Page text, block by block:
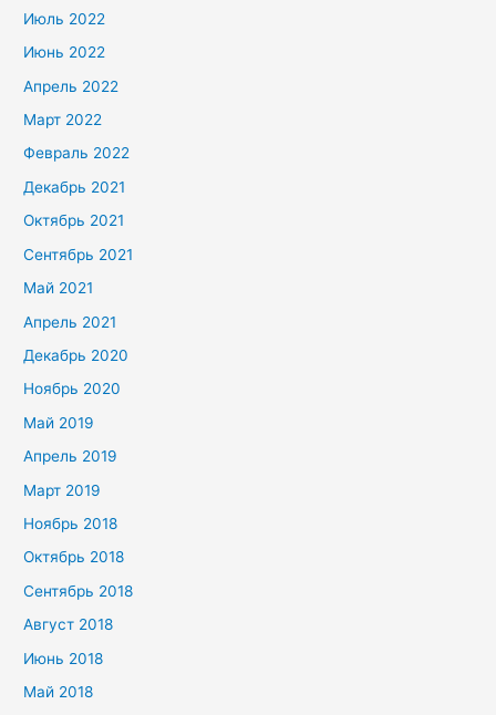
Июль 2022
Июнь 2022
Апрель 2022
Март 2022
Февраль 2022
Декабрь 2021
Октябрь 2021
Сентябрь 2021
Май 2021
Апрель 2021
Декабрь 2020
Ноябрь 2020
Май 2019
Апрель 2019
Март 2019
Ноябрь 2018
Октябрь 2018
Сентябрь 2018
Август 2018
Июнь 2018
Май 2018